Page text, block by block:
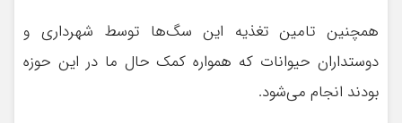
همچنین تامین تغذیه این سگ‌ها توسط شهرداری و
دوستداران حیوانات که همواره کمک حال ما در این حوزه
بودند انجام می‌شود.